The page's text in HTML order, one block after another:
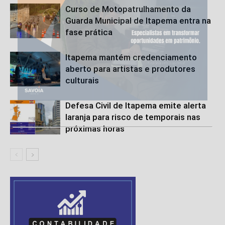
Curso de Motopatrulhamento da
Guarda Municipal de Itapema entra na
fase prática
Itapema mantém credenciamento
aberto para artistas e produtores
culturais
Defesa Civil de Itapema emite alerta
laranja para risco de temporais nas
próximas horas